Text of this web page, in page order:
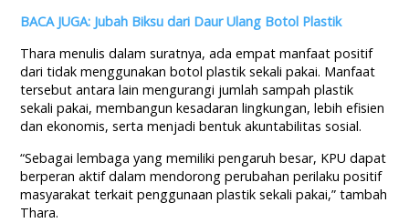
BACA JUGA: Jubah Biksu dari Daur Ulang Botol Plastik
Thara menulis dalam suratnya, ada empat manfaat positif
dari tidak menggunakan botol plastik sekali pakai. Manfaat
tersebut antara lain mengurangi jumlah sampah plastik
sekali pakai, membangun kesadaran lingkungan, lebih efisien
dan ekonomis, serta menjadi bentuk akuntabilitas sosial.
“Sebagai lembaga yang memiliki pengaruh besar, KPU dapat
berperan aktif dalam mendorong perubahan perilaku positif
masyarakat terkait penggunaan plastik sekali pakai,” tambah
Thara.